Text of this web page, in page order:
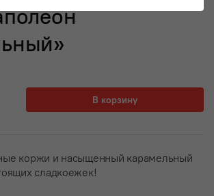
В корзину
коржи и насыщенный карамельный
сладкоежек!